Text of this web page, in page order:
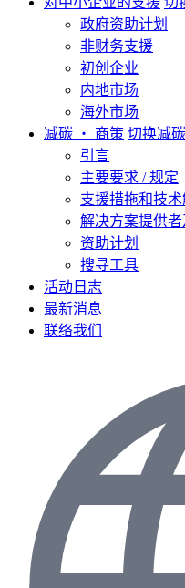
政府资助计划
非财务支援
初创企业
内地市场
海外市场
减碳 ‧ 商策 切换减
引言
主要要求 / 规定
支援措拖和技
解决方案提供
资助计划
搜寻工具
活动日志
最新消息
联络我们